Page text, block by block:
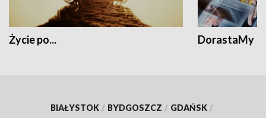
Życie po... DorastaMy
BIAŁYSTOK / BYDGOSZCZ / GDAŃSK /